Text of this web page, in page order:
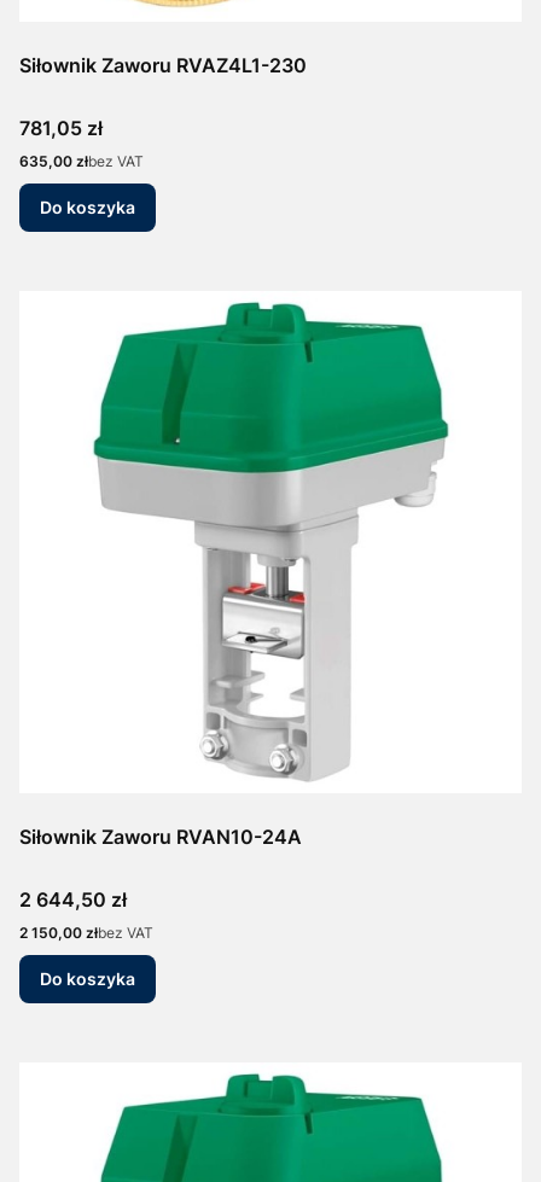
Siłownik Zaworu RVAZ4L1-230
Cena
781,05 zł
Cena
635,00 złbez VAT
Do koszyka
Siłownik Zaworu RVAN10-24A
Cena
2 644,50 zł
Cena
2 150,00 złbez VAT
Do koszyka